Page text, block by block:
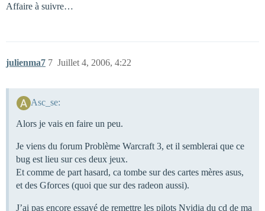
Affaire à suivre…
julienma7 Juillet 4, 2006, 4:22
7
Asc_se:
Alors je vais en faire un peu.
Je viens du forum Problème Warcraft 3, et il semblerai que ce
bug est lieu sur ces deux jeux.
Et comme de part hasard, ca tombe sur des cartes mères asus,
et des Gforces (quoi que sur des radeon aussi).
J’ai pas encore essayé de remettre les pilots Nvidia du cd de ma